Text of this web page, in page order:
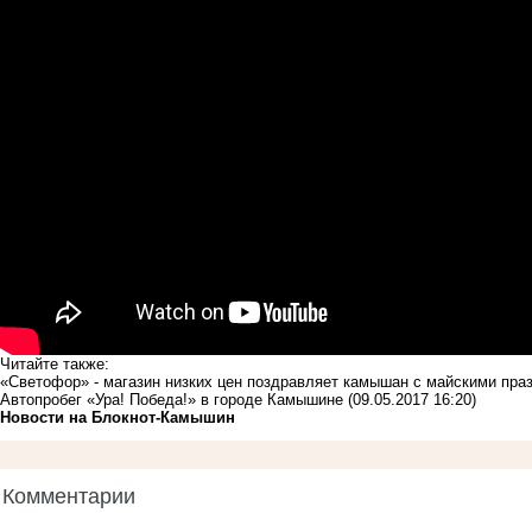
Читайте также:
«Светофор» - магазин низких цен поздравляет камышан с майскими
Автопробег «Ура! Победа!» в городе Камышине (09.05.2017 16:20)
Новости на Блoкнoт-Камышин
Комментарии